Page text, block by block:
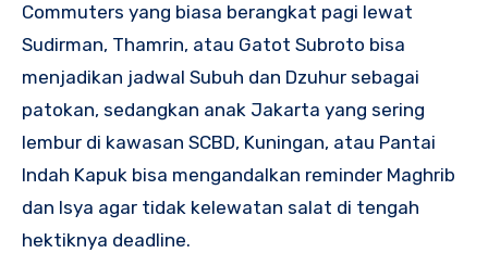
Commuters yang biasa berangkat pagi lewat
Sudirman, Thamrin, atau Gatot Subroto bisa
menjadikan jadwal Subuh dan Dzuhur sebagai
patokan, sedangkan anak Jakarta yang sering
lembur di kawasan SCBD, Kuningan, atau Pantai
Indah Kapuk bisa mengandalkan reminder Maghrib
dan Isya agar tidak kelewatan salat di tengah
hektiknya deadline.